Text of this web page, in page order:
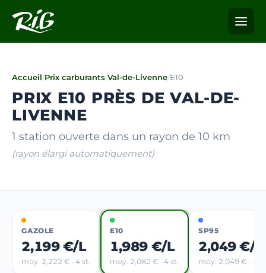
Accueil/Prix carburants/Val-de-Livenne/E10
PRIX E10 PRÈS DE VAL-DE-
LIVENNE
1 station ouverte dans un rayon de 10 km
(rayon élargi automatiquement)
GAZOLE
2,199 €/L
moy. 2,222 € · 4 st.
E10
1,989 €/L
moy. 2,082 € · 4 st.
SP95
2,049 €/L
moy. 2,049 € · 1